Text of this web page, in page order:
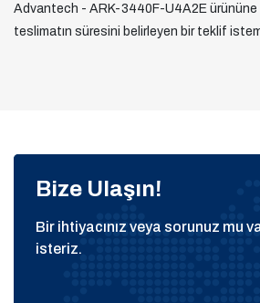
Advantech - ARK-3440F-U4A2E ürününe
teslimatın süresini belirleyen bir teklif
Bize Ulaşın!
Bir ihtiyacınız veya sorunuz mu
isteriz.